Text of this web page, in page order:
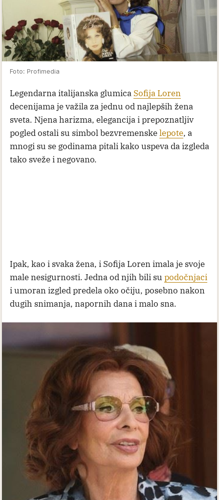
Foto: Profimedia
Legendarna italijanska glumica Sofija Loren
decenijama je važila za jednu od najlepših žena
sveta. Njena harizma, elegancija i prepoznatljiv
pogled ostali su simbol bezvremenskelepote, a
mnogi su se godinama pitali kako uspeva da izgleda
tako sveže i negovano.
Ipak, kao i svaka žena, i Sofija Loren imala je svoje
male nesigurnosti. Jedna od njih bili su podočnjaci
i umoran izgled predela oko očiju, posebno nakon
dugih snimanja, napornih dana i malo sna.